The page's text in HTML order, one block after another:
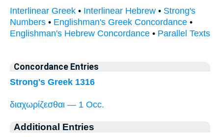
Interlinear Greek • Interlinear Hebrew • Strong's
Numbers • Englishman's Greek Concordance •
Englishman's Hebrew Concordance • Parallel Texts
Concordance Entries
Strong's Greek 1316
διαχωρίζεσθαι — 1 Occ.
Additional Entries